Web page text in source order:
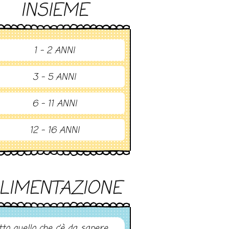
INSIEME
1 - 2 ANNI
3 - 5 ANNI
6 - 11 ANNI
12 - 16 ANNI